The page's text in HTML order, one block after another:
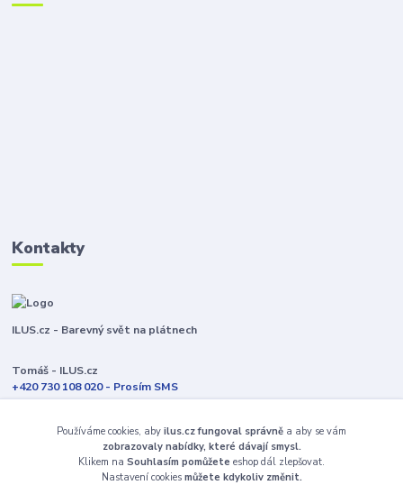
Kontakty
ILUS.cz - Barevný svět na plátnech
Tomáš - ILUS.cz
+420 730 108 020 - Prosím SMS
Jsme většinu času ve výrobě
info@ilus.cz
Používáme cookies, aby ilus.cz fungoval správně a aby se vám
zobrazovaly nabídky, které dávají smysl.
Klikem na Souhlasím pomůžete eshop dál zlepšovat.
Nastavení cookies můžete kdykoliv změnit.